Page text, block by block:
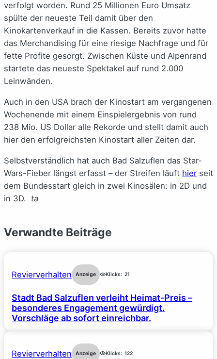
verfolgt worden. Rund 25 Millionen Euro Umsatz
spülte der neueste Teil damit über den
Kinokartenverkauf in die Kassen. Bereits zuvor hatte
das Merchandising für eine riesige Nachfrage und für
fette Profite gesorgt. Zwischen Küste und Alpenrand
startete das neueste Spektakel auf rund 2.000
Leinwänden.
Auch in den USA brach der Kinostart am vergangenen
Wochenende mit einem Einspielergebnis von rund
238 Mio. US Dollar alle Rekorde und stellt damit auch
hier den erfolgreichsten Kinostart aller Zeiten dar.
Selbstverständlich hat auch Bad Salzuflen das Star-
Wars-Fieber längst erfasst – der Streifen läuft hier seit
dem Bundesstart gleich in zwei Kinosälen: in 2D und
in 3D. ta
Verwandte Beiträge
Revierverhalten Anzeige Klicks: 21
Stadt Bad Salzuflen verleiht Heimat-Preis –
besonderes Engagement gewürdigt.
Vorschläge ab sofort einreichbar.
Revierverhalten Anzeige Klicks: 122